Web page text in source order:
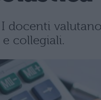
docenti
collegiali.